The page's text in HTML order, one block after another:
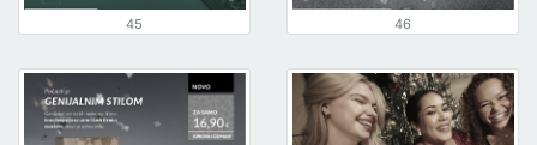
45 46